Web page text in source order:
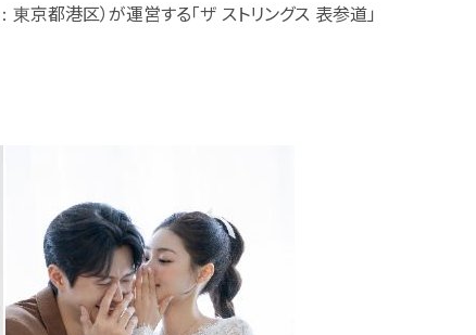
京都港区）が運営する「ザ ストリングス 表参道」